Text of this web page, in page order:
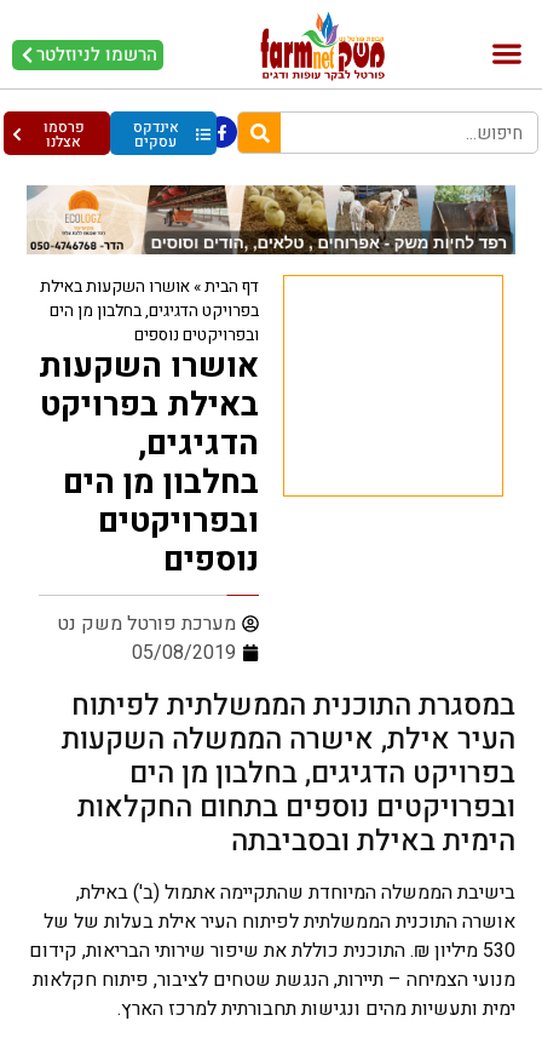
הרשמו לניוזלטר
אינדקס
עסקים
פרסמו
אצלנו
דף הבית»אושרו השקעות באילת
בפרויקט הדגיגים, בחלבון מן הים
ובפרויקטים נוספים
אושרו השקעות
באילת בפרויקט
הדגיגים,
בחלבון מן הים
ובפרויקטים
נוספים
מערכת פורטל משק נט
05/08/2019
במסגרת התוכנית הממשלתית לפיתוח
העיר אילת, אישרה הממשלה השקעות
בפרויקט הדגיגים, בחלבון מן הים
ובפרויקטים נוספים בתחום החקלאות
הימית באילת ובסביבתה
בישיבת הממשלה המיוחדת שהתקיימה אתמול (ב') באילת,
אושרה התוכנית הממשלתית לפיתוח העיר אילת בעלות של של
530 מיליון ₪. התוכנית כוללת את שיפור שירותי הבריאות, קידום
מנועי הצמיחה – תיירות, הנגשת שטחים לציבור, פיתוח חקלאות
ימית ותעשיות מהים ונגישות תחבורתית למרכז הארץ.